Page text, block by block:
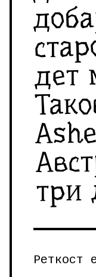
дет
три
Реткост